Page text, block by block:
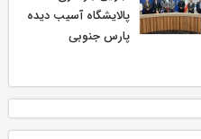
پالایشگاه آسیب دیده
پارس جنوبی